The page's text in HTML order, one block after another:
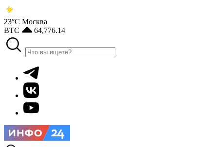
23°С Москва
BTC
64,776.14